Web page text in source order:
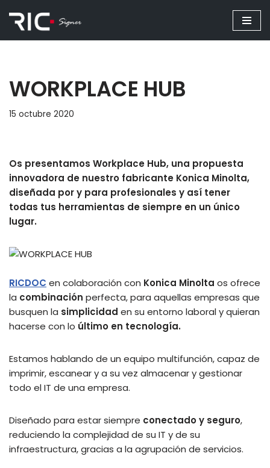
Saltar
WORKPLACE HUB
15 octubre 2020
Os presentamos Workplace Hub, una propuesta
innovadora de nuestro fabricante Konica Minolta,
diseñada por y para profesionales y así tener
todas tus herramientas de siempre en un único
lugar.
RICDOC en colaboración con Konica Minolta os ofrece
la combinación perfecta, para aquellas empresas que
busquen la simplicidad en su entorno laboral y quieran
hacerse con lo último en tecnología.
Estamos hablando de un equipo multifunción, capaz de
imprimir, escanear y a su vez almacenar y gestionar
todo el IT de una empresa.
Diseñado para estar siempre conectado y seguro,
reduciendo la complejidad de su IT y de su
infraestructura, gracias a la agrupación de servicios.